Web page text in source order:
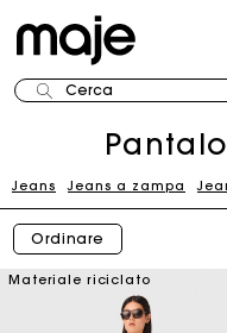
Cerca
Jeans Jeans a zampa
Ordinare
Materiale riciclato